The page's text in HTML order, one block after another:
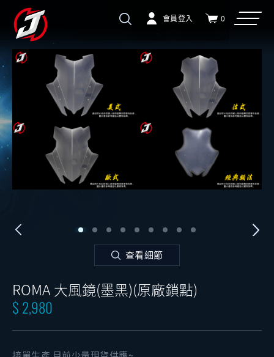
會員登入 0
查看細節
ROMA 大風鏡(墨黑)(原廠鎖點)
$ 2,980